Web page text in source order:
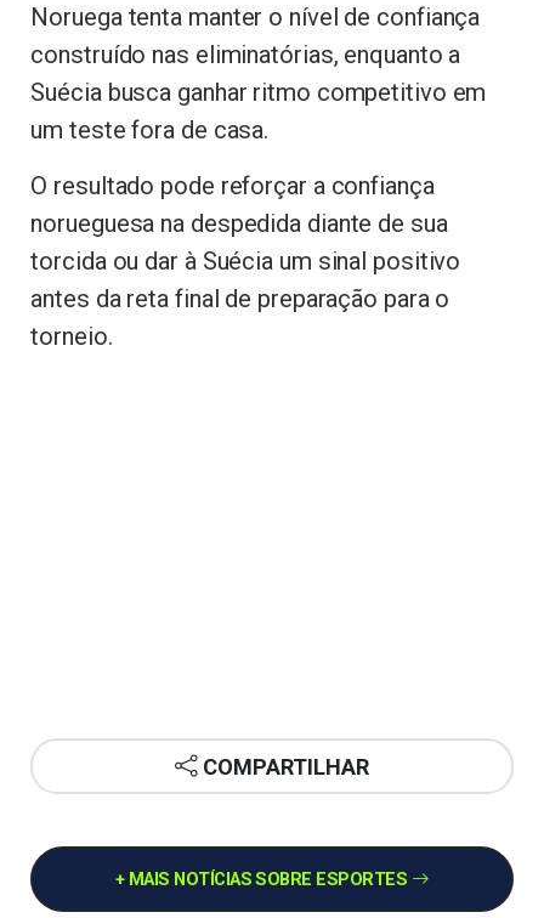
Noruega tenta manter o nível de confiança
construído nas eliminatórias, enquanto a
Suécia busca ganhar ritmo competitivo em
um teste fora de casa.
O resultado pode reforçar a confiança
norueguesa na despedida diante de sua
torcida ou dar à Suécia um sinal positivo
antes da reta final de preparação para o
torneio.
COMPARTILHAR
+ MAIS NOTÍCIAS SOBRE ESPORTES